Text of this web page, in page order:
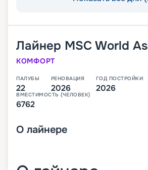
Лайнер MSC World
КОМФОРТ
ПАЛУБЫ
22
РЕНОВАЦИЯ
2026
ГОД ПОСТРОЙКИ
2026
ВМЕСТИМОСТЬ (ЧЕЛОВЕК)
6762
О лайнере